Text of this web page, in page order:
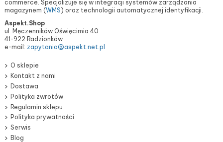
commerce. Specjalizuje się w integracji systemów zarządzania
magazynem (WMS) oraz technologii automatycznej identyfikacji.
Aspekt.Shop
ul. Męczenników Oświęcimia 40
41-922 Radzionków
e-mail: zapytania@aspekt.net.pl
O sklepie
Kontakt z nami
Dostawa
Polityka zwrotów
Regulamin sklepu
Polityka prywatności
Serwis
Blog